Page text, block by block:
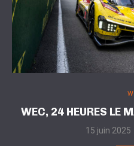
WEC, 24 HEURES LE
15 juin 2025